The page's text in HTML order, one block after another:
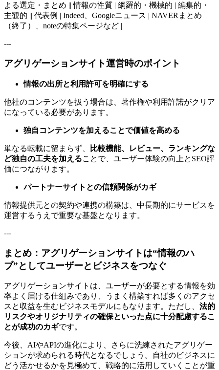
よる選定・まとめ || 情報の性質 | 網羅的・機械的 | 編集的・
主観的 || 代表例 | Indeed、Googleニュース | NAVERまとめ
（終了）、noteの特集ページなど |
---
アグリゲーションサイト運営時のポイント
情報の出所と利用許可を明確にする
他社のコンテンツを扱う場合は、著作権や利用許諾がクリア
になっている必要があります。
独自コンテンツを加えることで価値を高める
単なる転載に留まらず、
比較機能、レビュー、ランキングな
ど独自の工夫を加えることで、ユーザー体験の向上とSEO評
価につながります。
パートナーサイトとの信頼関係がカギ
情報提供元との契約や連携の構築は、中長期的にサービスを
運営するうえで重要な基盤となります。
---
まとめ：アグリゲーションサイトは“情報のハ
ブ”としてユーザーとビジネスをつなぐ
アグリゲーションサイトは、ユーザーが必要とする情報を効
率よく届ける仕組みであり、うまく構築すれば多くのアクセ
スと収益を生むビジネスモデルにもなります。ただし、 法的
リスクやオリジナリティの確保といった点に十分配慮するこ
とが成功のカギです。
今後、AIやAPIの進化により、さらに洗練されたアグリゲー
ションが求められる時代となるでしょう。自社のビジネスに
どう活かせるかを見極めて、戦略的に活用していくことが重